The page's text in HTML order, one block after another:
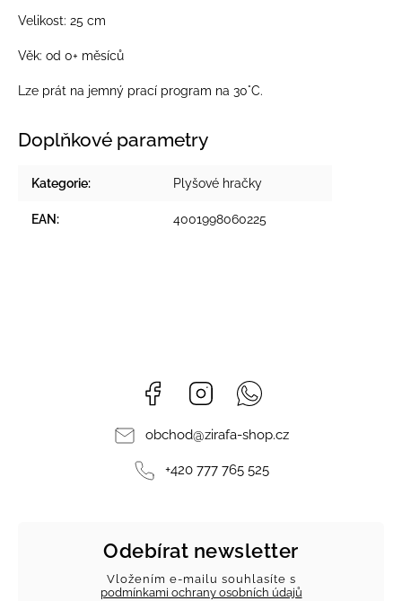
Velikost: 25 cm
Věk: od 0+ měsíců
Lze prát na jemný prací program na 30°C.
Doplňkové parametry
Kategorie: Plyšové hračky
EAN: 4001998060225
Facebook Instagram
obchod@zirafa-shop.cz
+420 777 765 525
Odebírat newsletter
Vložením e-mailu souhlasíte s
podmínkami ochrany osobních údajů